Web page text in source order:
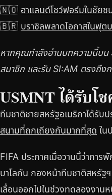
🇳🇴 ฮาแลนด์โชว์ฟอร์มในชัยช
🇧🇷 บราซิลพลาดโอกาสในฟุต
หากคุณกำลังอ่านบทความนี้บ
สมาชิก และรับ SI:AM ตรงถึ
USMNT ได้รับโ
ทีมชาติชายสหรัฐอเมริกาได้รับป
สนามที่ถกเถียงกันมากที่สุด ใน
FIFA ประกาศเมื่อวานนี้ว่าการ
บาโลกัน กองหน้าทีมชาติสหรัฐฯ
เลื่อนออกไปในช่วงทดลองงา